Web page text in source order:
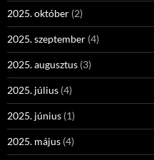
2025. október (2)
2025. szeptember (4)
2025. augusztus (3)
2025. július (4)
2025. június (1)
2025. május (4)